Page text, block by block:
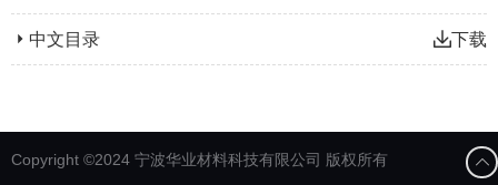
中文目录 下载
Copyright ©2024 宁波华业材料科技有限公司 版权所有